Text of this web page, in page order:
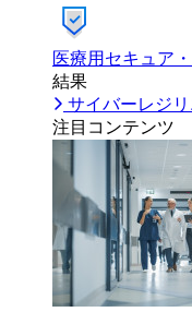
医療用セキュア
結果
サイバーレジ
注目コンテンツ